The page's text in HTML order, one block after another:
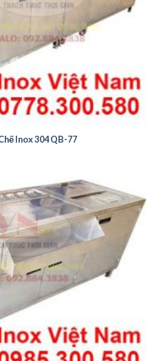
Inox 304 QB-77